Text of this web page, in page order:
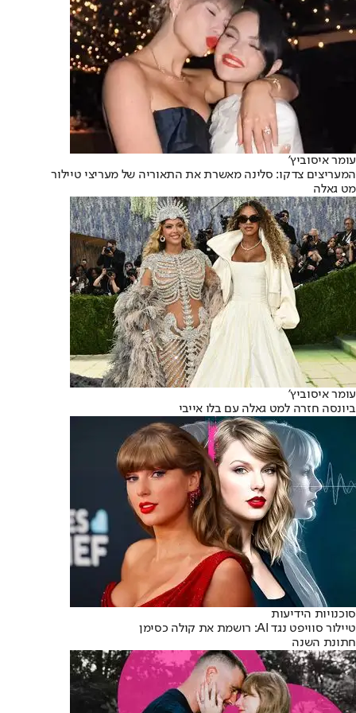
עומר איסוביץ'
המעריצים צדקו: סלינה מאשרת את התאוריה של מעריצי טיילור
מט גאלה
עומר איסוביץ'
ביונסה חזרה למט גאלה עם בלו אייבי
סוכנויות הידיעות
טיילור סוויפט נגד AI: רושמת את קולה כסימן
חתונת השנה